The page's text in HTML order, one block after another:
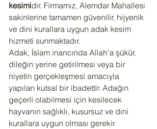
kesimidir. Firmamız, Alemdar Mahallesi
sakinlerine tamamen güvenilir, hijyenik
ve dini kurallara uygun adak kesim
hizmeti sunmaktadır.
Adak, İslam inancında Allah’a şükür,
dileğin yerine getirilmesi veya bir
niyetin gerçekleşmesi amacıyla
yapılan kutsal bir ibadettir. Adağın
geçerli olabilmesi için kesilecek
hayvanın sağlıklı, kusursuz ve dini
kurallara uygun olması gerekir.